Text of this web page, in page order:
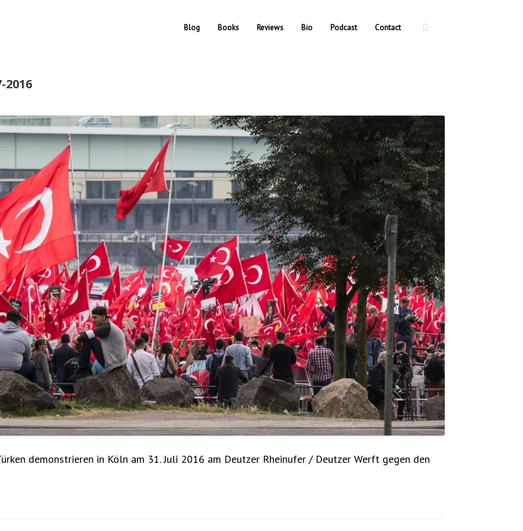
Blog Books Reviews Bio Podcast Contact
demonstrieren in Köln am 31. Juli 2016 am Deutzer Rheinufer / Deutzer Werft gegen den